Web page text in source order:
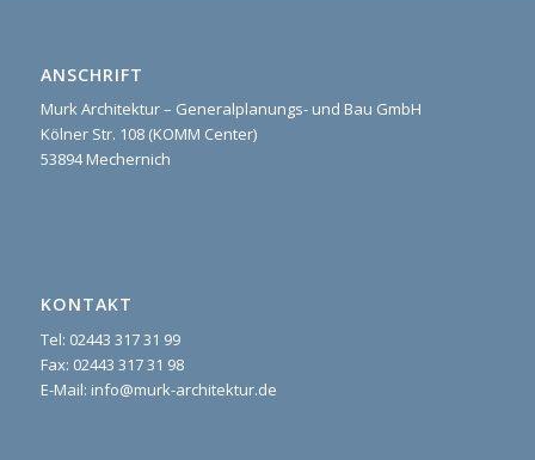
ANSCHRIFT
Murk Architektur – Generalplanungs- und Bau GmbH
Kölner Str. 108 (KOMM Center)
53894 Mechernich
KONTAKT
Tel: 02443 317 31 99
Fax: 02443 317 31 98
E-Mail: info@murk-architektur.de